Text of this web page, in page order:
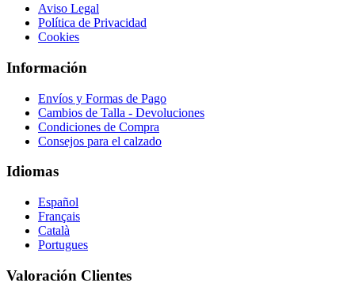
Aviso Legal
Política de Privacidad
Cookies
Información
Envíos y Formas de Pago
Cambios de Talla - Devoluciones
Condiciones de Compra
Consejos para el calzado
Idiomas
Español
Français
Català
Portugues
Valoración Clientes